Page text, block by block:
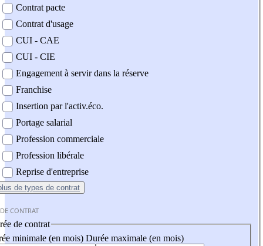
Contrat pacte
Contrat d'usage
CUI - CAE
CUI - CIE
Engagement à servir dans la réserve
Franchise
Insertion par l'activ.éco.
Portage salarial
Profession commerciale
Profession libérale
Reprise d'entreprise
de types de contrat
CONTRAT
de contrat
minimale (en mois) Durée maximale (en mois)